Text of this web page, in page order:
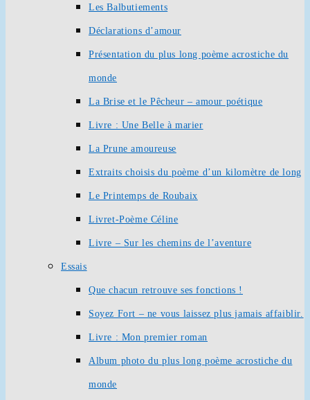
Les Balbutiements
Déclarations d’amour
Présentation du plus long poème acrostiche du
monde
La Brise et le Pêcheur – amour poétique
Livre : Une Belle à marier
La Prune amoureuse
Extraits choisis du poème d’un kilomètre de long
Le Printemps de Roubaix
Livret-Poème Céline
Livre – Sur les chemins de l’aventure
Essais
Que chacun retrouve ses fonctions !
Soyez Fort – ne vous laissez plus jamais affaiblir.
Livre : Mon premier roman
Album photo du plus long poème acrostiche du
monde